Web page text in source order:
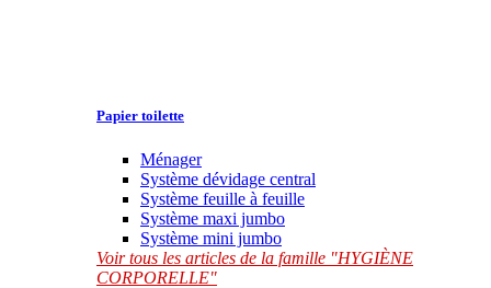
Papier toilette
Ménager
Système dévidage central
Système feuille à feuille
Système maxi jumbo
Système mini jumbo
Voir tous les articles de la famille "HYGIÈNE
CORPORELLE"